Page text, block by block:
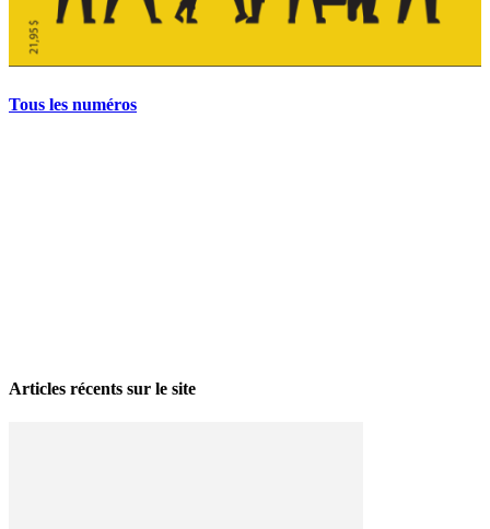
Tous les numéros
Articles récents sur le site